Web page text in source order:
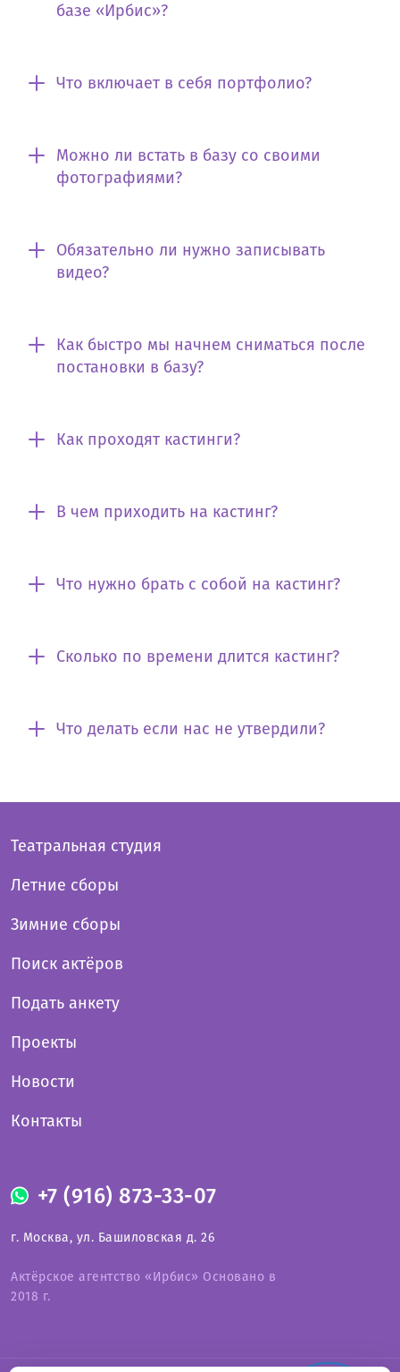
базе «Ирбис»?
Что включает в себя портфолио?
Можно ли встать в базу со своими
фотографиями?
Обязательно ли нужно записывать
видео?
Как быстро мы начнем сниматься после
постановки в базу?
Как проходят кастинги?
В чем приходить на кастинг?
Что нужно брать с собой на кастинг?
Сколько по времени длится кастинг?
Что делать если нас не утвердили?
+7 (916) 873-33-07
г. Москва, ул. Башиловская д. 26
Актёрское агентство «Ирбис» Основано в
2018 г.
Театральная студия
Летние сборы
Зимние сборы
Поиск актёров
Подать анкету
Проекты
Новости
Контакты